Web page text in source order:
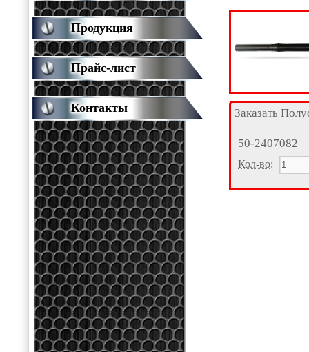
Заказать
50-2407082
Кол-во:
Продукция
Прайс-лист
Контакты